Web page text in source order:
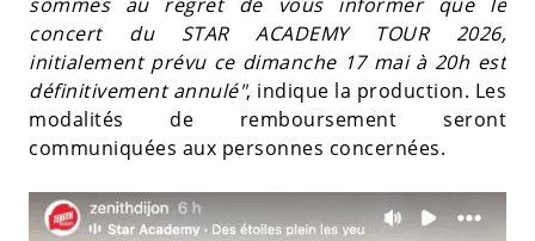
concert du STAR ACADEMY TOUR 2026,
initialement prévu ce dimanche 17 mai à 20h est
définitivement annulé", indique la production. Les
modalités de remboursement seront
communiquées aux personnes concernées.